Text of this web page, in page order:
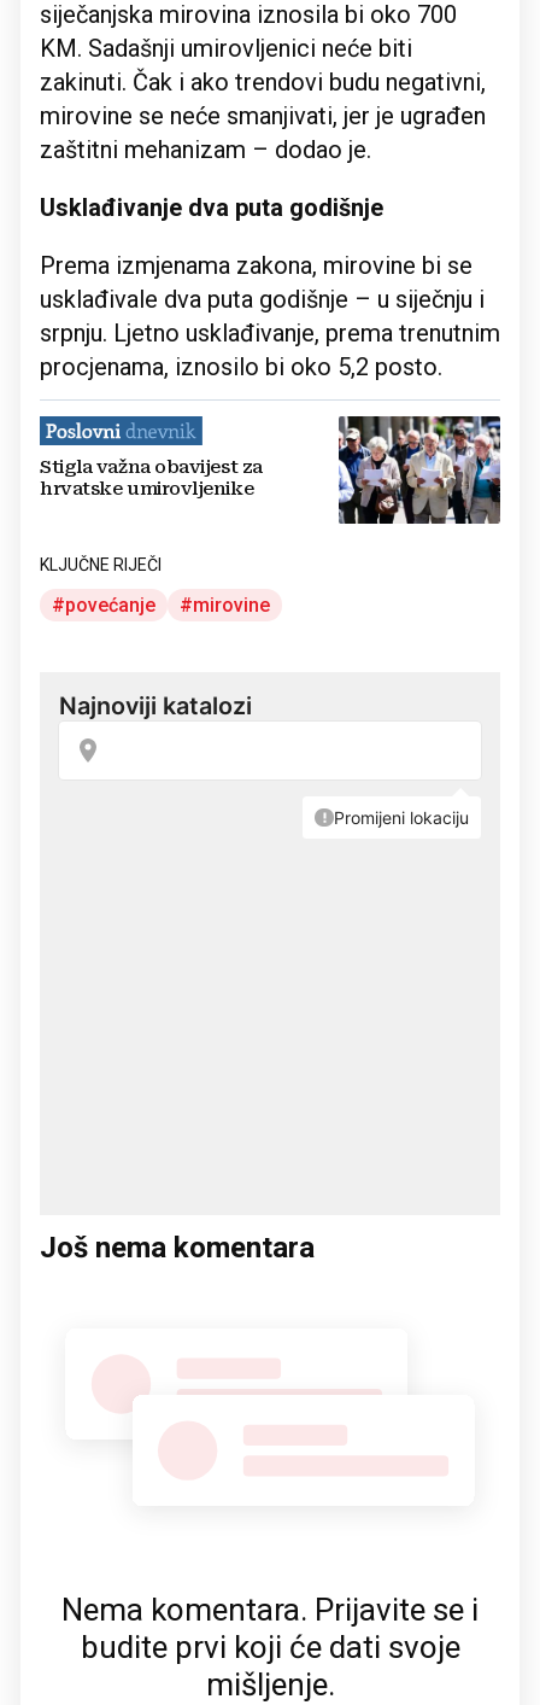
siječanjska mirovina iznosila bi oko 700
KM. Sadašnji umirovljenici neće biti
zakinuti. Čak i ako trendovi budu negativni,
mirovine se neće smanjivati, jer je ugrađen
zaštitni mehanizam – dodao je.
Usklađivanje dva puta godišnje
Prema izmjenama zakona, mirovine bi se
usklađivale dva puta godišnje – u siječnju i
srpnju. Ljetno usklađivanje, prema trenutnim
procjenama, iznosilo bi oko 5,2 posto.
Stigla važna obavijest za
hrvatske umirovljenike
KLJUČNE RIJEČI
povećanje mirovine
Još nema komentara
Nema komentara. Prijavite se i
budite prvi koji će dati svoje
mišljenje.